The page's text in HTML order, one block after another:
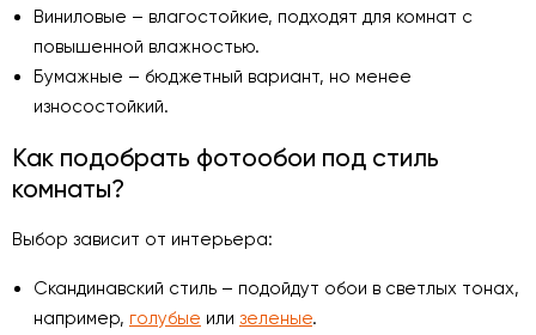
Виниловые – влагостойкие, подходят для комнат с
повышенной влажностью.
Бумажные – бюджетный вариант, но менее
износостойкий.
Как подобрать фотообои под стиль
комнаты?
Выбор зависит от интерьера:
Скандинавский стиль – подойдут обои в светлых тонах,
например, голубые или зеленые.